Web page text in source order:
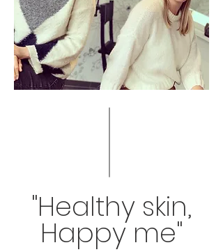
"Healthy skin,
Happy me"